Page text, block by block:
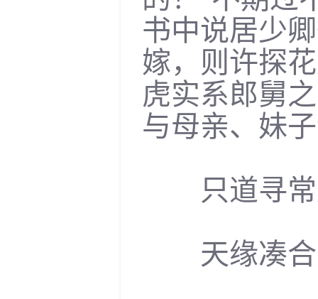
书中说居少
嫁，则许探
虎实系郎舅
与母亲、妹
只道寻常
天缘凑合